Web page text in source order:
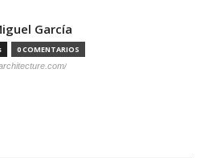
García
0 COMENTARIOS